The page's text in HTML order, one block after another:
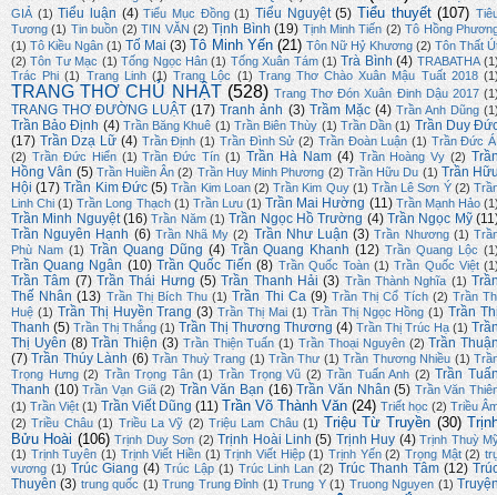
GIẢ (1) Tiểu luận (4) Tiểu Mục Đồng (1) Tiểu Nguyệt (5) Tiểu thuyết (107)
Tương (1) Tin buồn (2) TIN VĂN (2) Tịnh Bình (19) Tịnh Minh Tiến (2) Tô Hồng
(1) Tô Kiều Ngân (1) Tố Mai (3) Tô Minh Yến (21) Tôn Nữ Hỷ Khương (2) Tôn Thất
(2) Tôn Tư Mạc (1) Tống Ngọc Hân (1) Tống Xuân Tám (1) Trà Bình (4) TRABATHA
Trác Phi (1) Trang Linh (1) Trang Lộc (1) Trang Thơ Chào Xuân Mậu Tuất 2018
TRANG THƠ CHỦ NHẬT (528) Trang Thơ Đón Xuân Đinh Dậu 2017
TRANG THƠ ĐƯỜNG LUẬT (17) Tranh ảnh (3) Trầm Mặc (4) Trần Anh Dũng
Trần Bảo Định (4) Trần Băng Khuê (1) Trần Biên Thùy (1) Trần Dần (1) Trần Duy
(17) Trần Dzạ Lữ (4) Trần Định (1) Trần Đình Sử (2) Trần Đoàn Luận (1) Trần Đức
(2) Trần Đức Hiển (1) Trần Đức Tín (1) Trần Hà Nam (4) Trần Hoàng Vy (2)
Hồng Vân (5) Trần Huiền Ân (2) Trần Huy Minh Phương (2) Trần Hữu Du (1) Trần
Hội (17) Trần Kim Đức (5) Trần Kim Loan (2) Trần Kim Quy (1) Trần Lê Sơn Ý (2)
Linh Chi (1) Trần Long Thạch (1) Trần Lưu (1) Trần Mai Hường (11) Trần Mạnh Hảo
Trần Minh Nguyệt (16) Trần Năm (1) Trần Ngọc Hồ Trường (4) Trần Ngọc Mỹ
Trần Nguyên Hạnh (6) Trần Nhã My (2) Trần Như Luận (3) Trần Nhương (1)
Phù Nam (1) Trần Quang Dũng (4) Trần Quang Khanh (12) Trần Quang Lộc
Trần Quang Ngân (10) Trần Quốc Tiến (8) Trần Quốc Toàn (1) Trần Quốc Việt
Trần Tâm (7) Trần Thái Hưng (5) Trần Thanh Hải (3) Trần Thành Nghĩa (1)
Thế Nhân (13) Trần Thị Bích Thu (1) Trần Thi Ca (9) Trần Thị Cổ Tích (2) Trần
Huệ (1) Trần Thị Huyền Trang (3) Trần Thị Mai (1) Trần Thị Ngọc Hồng (1) Trần
Thanh (5) Trần Thị Thắng (1) Trần Thị Thương Thương (4) Trần Thị Trúc Hạ (1)
Thị Uyên (8) Trần Thiện (3) Trần Thiện Tuấn (1) Trần Thoại Nguyên (2) Trần
(7) Trần Thúy Lành (6) Trần Thuỳ Trang (1) Trần Thư (1) Trần Thương Nhiều (1)
Trọng Hưng (2) Trần Trọng Tân (1) Trần Trọng Vũ (2) Trần Tuấn Anh (2) Trần
Thanh (10) Trần Vạn Giã (2) Trần Văn Bạn (16) Trần Văn Nhân (5) Trần Văn
(1) Trần Việt (1) Trần Viết Dũng (11) Trần Võ Thành Văn (24) Triết học (2) Triều
(2) Triều Châu (1) Triều La Vỹ (2) Triệu Lam Châu (1) Triệu Từ Truyền (30)
Bửu Hoài (106) Trịnh Duy Sơn (2) Trịnh Hoài Linh (5) Trịnh Huy (4) Trịnh Thuỳ
(1) Trịnh Tuyên (1) Trịnh Viết Hiền (1) Trịnh Viết Hiệp (1) Trịnh Yến (2) Trọng Mật (2)
vương (1) Trúc Giang (4) Trúc Lập (1) Trúc Linh Lan (2) Trúc Thanh Tâm (12)
Thuyên (3) trung quốc (1) Trung Trung Đỉnh (1) Trung Y (1) Truong Nguyen (1)